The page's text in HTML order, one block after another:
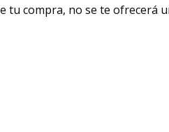
tu compra, no se te ofrecerá